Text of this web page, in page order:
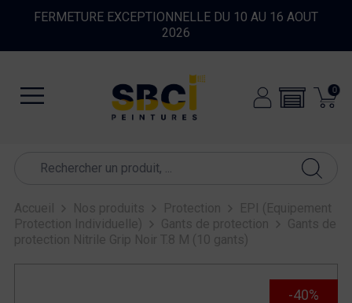
FERMETURE EXCEPTIONNELLE DU 10 AU 16 AOUT
2026
0
Accueil Nos produits Protection
EPI (Equipement
Protection Individuelle)
Gants de protection
Gants de
protection Nitrile Grip Noir T.8 M (10 gants)
-40%